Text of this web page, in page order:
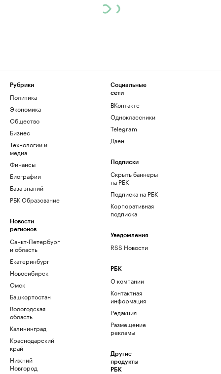
Рубрики
Политика
Экономика
Общество
Бизнес
Технологии и
медиа
Финансы
Биографии
База знаний
РБК Образование
Новости
регионов
Санкт-Петербург
и область
Екатеринбург
Новосибирск
Омск
Башкортостан
Вологодская
область
Калининград
Краснодарский
край
Нижний
Новгород
Социальные
сети
ВКонтакте
Одноклассники
Telegram
Дзен
Подписки
Скрыть баннеры
на РБК
Подписка на РБК
Корпоративная
подписка
Уведомления
RSS Новости
РБК
О компании
Контактная
информация
Редакция
Размещение
рекламы
Другие
продукты
РБК